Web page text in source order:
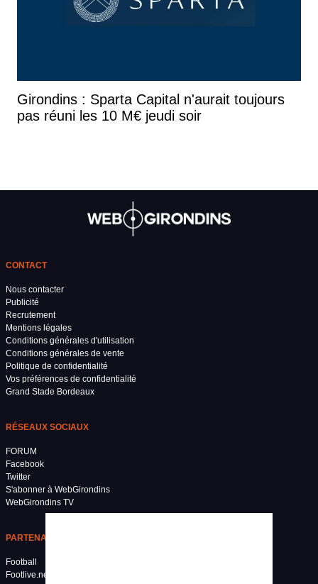
Girondins : Sparta Capital n'aurait toujours
pas réuni les 10 M€ jeudi soir
CONTACT
Nous contacter
Publicité
Recrutement
Mentions légales
Conditions générales d'utilisation
Conditions générales de vente
Politique de confidentialité
Vos préférences de confidentialité
Grand Stade Bordeaux
RÉSEAUX SOCIAUX
FORUM
Facebook
Twitter
S'abonner à WebGirondins
WebGirondins TV
PARTENAIRES
Football
Footlive.net